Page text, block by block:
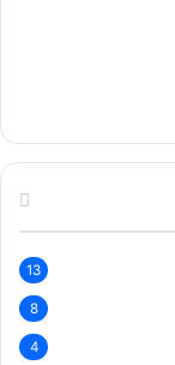
13
8
4